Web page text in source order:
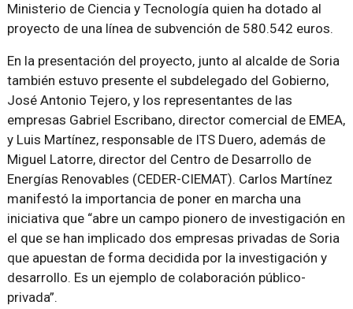
Ministerio de Ciencia y Tecnología quien ha dotado al
proyecto de una línea de subvención de 580.542 euros.
En la presentación del proyecto, junto al alcalde de Soria
también estuvo presente el subdelegado del Gobierno,
José Antonio Tejero, y los representantes de las
empresas Gabriel Escribano, director comercial de EMEA,
y Luis Martínez, responsable de ITS Duero, además de
Miguel Latorre, director del Centro de Desarrollo de
Energías Renovables (CEDER-CIEMAT). Carlos Martínez
manifestó la importancia de poner en marcha una
iniciativa que “abre un campo pionero de investigación en
el que se han implicado dos empresas privadas de Soria
que apuestan de forma decidida por la investigación y
desarrollo. Es un ejemplo de colaboración público-
privada”.